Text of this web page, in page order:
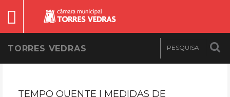
TORRES VEDRAS
TEMPO QUENTE | MEDIDAS DE